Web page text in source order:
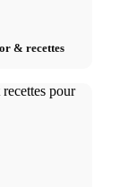
& recettes